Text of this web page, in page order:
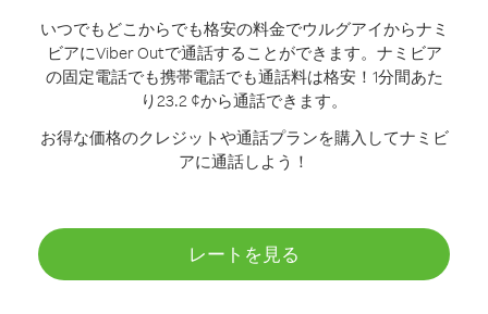
いつでもどこからでも格安の料金でウルグアイからナミ
ビアにViber Outで通話することができます。 ナミビア
の固定電話でも携帯電話でも通話料は格安！1分間あた
り23.2 ¢から通話できます。
お得な価格のクレジットや通話プランを購入してナミビ
アに通話しよう！
レートを見る